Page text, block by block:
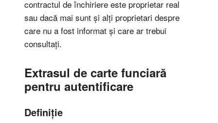
contractul de închiriere este proprietar real
sau dacă mai sunt și alți proprietari despre
care nu a fost informat și care ar trebui
consultați.
Extrasul de carte funciară
pentru autentificare
Definiție